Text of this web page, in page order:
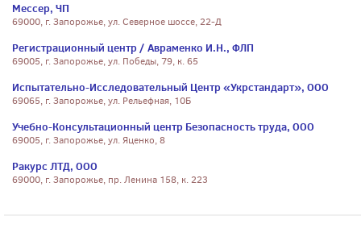
Мессер, ЧП
69000, г. Запорожье, ул. Северное шоссе, 22-Д
Регистрационный центр / Авраменко И.Н., ФЛП
69005, г. Запорожье, ул. Победы, 79, к. 65
Испытательно-Исследовательный Центр «Укрстандарт», ООО
69065, г. Запорожье, ул. Рельефная, 10Б
Учебно-Консультационный центр Безопасность труда, ООО
69005, г. Запорожье, ул. Яценко, 8
Ракурс ЛТД, ООО
69000, г. Запорожье, пр. Ленина 158, к. 223